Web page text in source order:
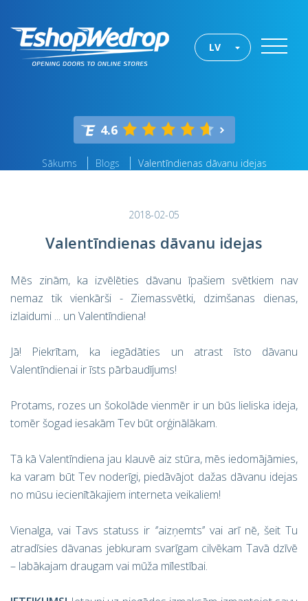
LV
4.6
Sākums Blogs Valentīndienas dāvanu idejas
2018-02-05
Valentīndienas dāvanu idejas
Mēs zinām, ka izvēlēties dāvanu īpašiem svētkiem nav
nemaz tik vienkārši - Ziemassvētki, dzimšanas dienas,
izlaidumi ... un Valentīndiena!
Jā! Piekrītam, ka iegādāties un atrast īsto dāvanu
Valentīndienai ir īsts pārbaudījums!
Protams, rozes un šokolāde vienmēr ir un būs lieliska ideja,
tomēr šogad iesakām Tev būt orģinālākam.
Tā kā Valentīndiena jau klauvē aiz stūra, mēs iedomājāmies,
ka varam būt Tev noderīgi, piedāvājot dažas dāvanu idejas
no mūsu iecienītākajiem interneta veikaliem!
Vienalga, vai Tavs statuss ir ‘’aizņemts’’ vai arī nē, šeit Tu
atradīsies dāvanas jebkuram svarīgam cilvēkam Tavā dzīvē
– labākajam draugam vai mūža mīlestībai.